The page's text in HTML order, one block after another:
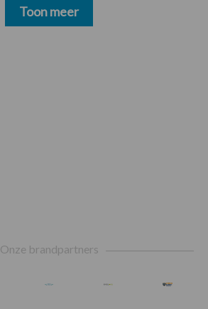
Toon meer
Onze brandpartners